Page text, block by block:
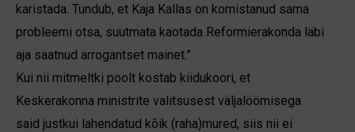
karistada. Tundub, et Kaja Kallas on komistanud sama
probleemi otsa, suutmata kaotada Reformi­erakonda läbi
aja saatnud arrogantset mainet.”
Kui nii mitmeltki poolt kostab kiidukoori, et
Keskerakonna ministrite valitsusest väljalöömisega
said justkui lahendatud kõik (raha)mured, siis nii ei